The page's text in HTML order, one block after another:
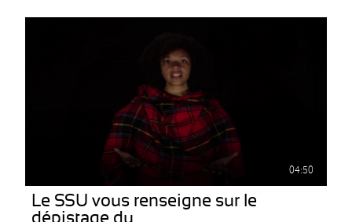
04:50
Le SSU vous renseigne sur le
dépistage du...